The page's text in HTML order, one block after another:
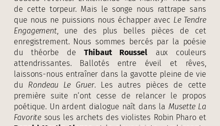
de cette torpeur. Mais le songe nous rattrape sans
que nous ne puissions nous échapper avec Le Tendre
Engagement, une des plus belles pièces de cet
enregistrement. Nous sommes bercés par la poésie
du théorbe deThibaut Roussel aux couleurs
attendrissantes. Ballotés entre éveil et rêves,
laissons-nous entraîner dans la gavotte pleine de vie
du Rondeau Le Gruer. Les autres pièces de cette
première suite n’ont cesse de relancer le propos
poétique. Un ardent dialogue naît dans laMusette La
Favorite sous les archets des violistes Robin Pharo et